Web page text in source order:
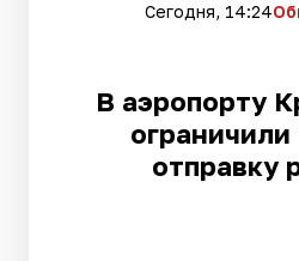
Сегодня, 14:24
В аэропорту
отправку